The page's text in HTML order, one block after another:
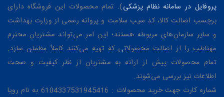
پروفایل در سامانه نظام پزشکی). تمام محصولات این فروشگاه دارای
برچسب اصالت کالا، کد سیب سلامت و پروانه رسمی از وزارت بهداشت
و سایر سازمان‌های مربوطه هستند؛ این امر می‌تواند مشتریان محترم
مهتاطب را از اصالت محصولاتی که تهیه می‌کنند کاملاً مطمئن سازد.
تمام محصولات پیش از ارائه به مشتریان از نظر کیفیت و صحت
اطلاعات نیز بررسی می‌شوند.
شماره کارت جهت خرید محصولات : 6104337531945416 به نام رویا